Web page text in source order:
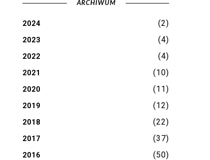
ARCHIWUM
2024 (2)
2023 (4)
2022 (4)
2021 (10)
2020 (11)
2019 (12)
2018 (22)
2017 (37)
2016 (50)